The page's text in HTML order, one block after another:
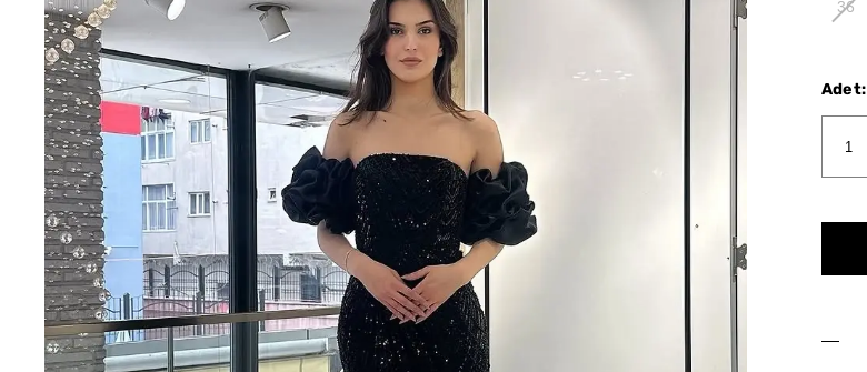
36
Adet: